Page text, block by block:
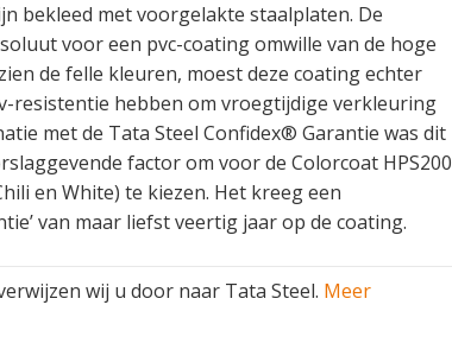
bekleed met voorgelakte staalplaten. De
voor een pvc-coating omwille van de hoge
de felle kleuren, moest deze coating echter
resistentie hebben om vroegtijdige verkleuring
met de Tata Steel Confidex® Garantie was dit
factor om voor de Colorcoat HPS200
en White) te kiezen. Het kreeg een
van maar liefst veertig jaar op de coating.
wij u door naar Tata Steel. Meer